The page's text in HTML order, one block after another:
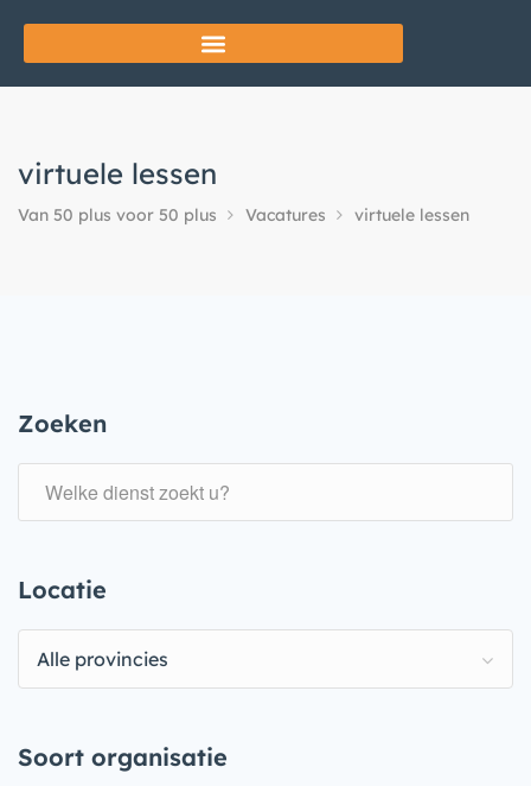
virtuele lessen
Van 50 plus voor 50 plus Vacatures virtuele lessen
Zoeken
Locatie
Alle provincies
Soort organisatie